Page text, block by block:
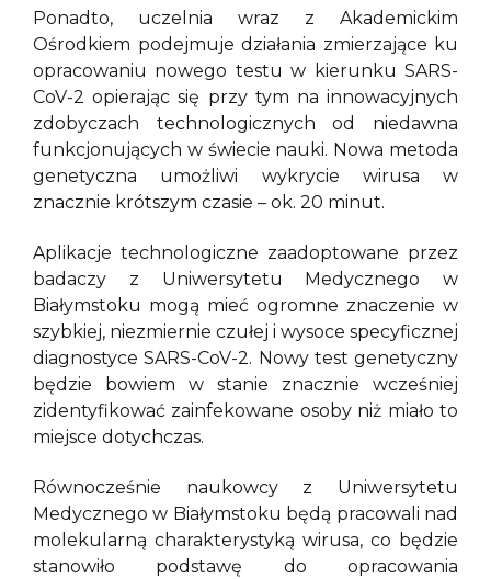
Ponadto, uczelnia wraz z Akademickim
Ośrodkiem podejmuje działania zmierzające ku
opracowaniu nowego testu w kierunku SARS-
CoV-2 opierając się przy tym na innowacyjnych
zdobyczach technologicznych od niedawna
funkcjonujących w świecie nauki. Nowa metoda
genetyczna umożliwi wykrycie wirusa w
znacznie krótszym czasie – ok. 20 minut.
Aplikacje technologiczne zaadoptowane przez
badaczy z Uniwersytetu Medycznego w
Białymstoku mogą mieć ogromne znaczenie w
szybkiej, niezmiernie czułej i wysoce specyficznej
diagnostyce SARS-CoV-2. Nowy test genetyczny
będzie bowiem w stanie znacznie wcześniej
zidentyfikować zainfekowane osoby niż miało to
miejsce dotychczas.
Równocześnie naukowcy z Uniwersytetu
Medycznego w Białymstoku będą pracowali nad
molekularną charakterystyką wirusa, co będzie
stanowiło podstawę do opracowania